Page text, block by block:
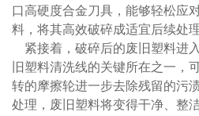
口高硬度合金刀具，能够轻松应
料，将其高效破碎成适宜后续处
紧接着，破碎后的废旧塑料进
旧塑料清洗线的关键所在之一，
转的摩擦轮进一步去除残留的污
处理，废旧塑料将变得干净、整